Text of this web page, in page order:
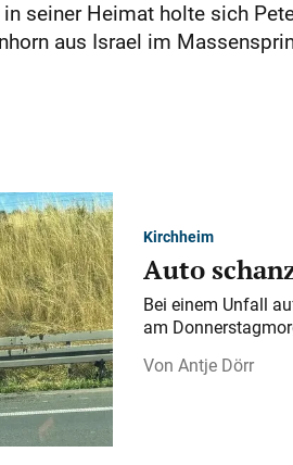
seiner Heimat holte sich
aus Israel im
Kirchheim
Auto
Bei einem Unfall
am
Antje Dörr